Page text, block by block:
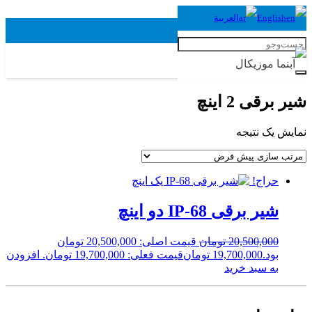
English العربية
برقی 2 اینچ
یک نتیجه
حراج!
شیر برقی IP-68 دو اینچ
20,500,000 تومان
قیمت اصلی: 20,500,000 تومان
19,700,000 تومانقیمت فعلی: 19,700,000 تومان.
افزودن
به سبد خرید